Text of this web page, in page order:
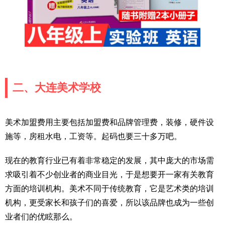
二、大连美术学校
美术加盟费用主要包括加盟费和品牌管理费，装修，硬件设
施等，房租水电，工资等。起码也要三十多万吧。
现在的教育行业已有着非常稳定的发展，其中庞大的市场需
求吸引着不少创业者的商业目光，于是想要开一家有关教育
方面的培训机构。美术不同于传统教育，它是艺术类的培训
机构，更受家长和孩子们的喜爱，所以该品牌也成为一些创
业者们的优眩那么。